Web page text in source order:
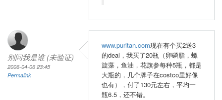
别问我是谁 (未验证)
2006-04-06 23:45
Permalink
www.puritan.com现在有个买2送3
的deal，我买了20瓶（卵磷脂，螺
旋藻，鱼油，花旗参每种5瓶，都是
大瓶的，几个牌子在costco里好像
也有），付了130元左右，平均一
瓶6.5，还不错。